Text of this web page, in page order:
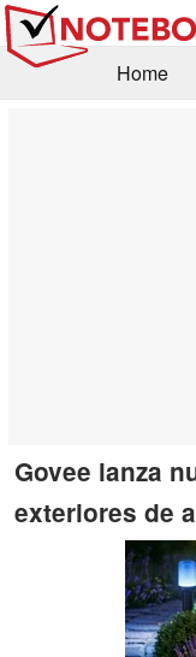
Home
Govee lanza
exteriores de